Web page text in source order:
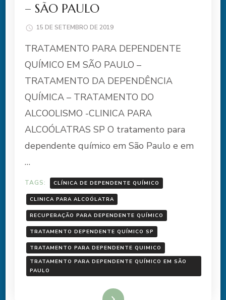
– SÃO PAULO
15 DE SETEMBRO DE 2019
TRATAMENTO PARA DEPENDENTE
QUÍMICO EM SÃO PAULO –
TRATAMENTO DA DEPENDÊNCIA
QUÍMICA – TRATAMENTO DO
ALCOOLISMO -CLINICA PARA
ALCOÓLATRAS SP O tratamento para
dependente químico em São Paulo e em
…
TAGS: CLÍNICA DE DEPENDENTE QUÍMICO
CLINICA PARA ALCOÓLATRA
RECUPERAÇÃO PARA DEPENDENTE QUÍMICO
TRATAMENTO DEPENDENTE QUÍMICO SP
TRATAMENTO PARA DEPENDENTE QUIMICO
TRATAMENTO PARA DEPENDENTE QUÍMICO EM SÃO
PAULO